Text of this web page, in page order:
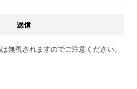
無視されますのでご注意ください。